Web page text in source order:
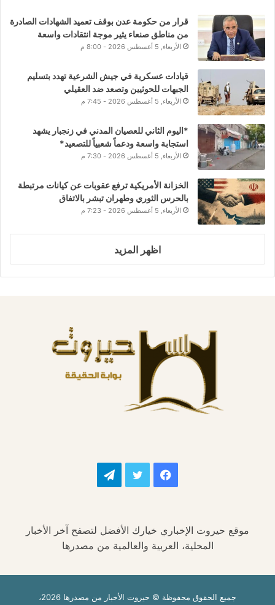
قرار من حكومة عدن بوقف تعميد الشهادات الصادرة
من مناطق صنعاء يثير موجة انتقادات واسعة
الأربعاء, 5 أغسطس 2026 - 8:00 م
قيادات عسكرية في جيش الشرعية تهدد بتسليم
الجبهات للحوثيين وتصعد ضد العقيلي
الأربعاء, 5 أغسطس 2026 - 7:45 م
*اليوم الثاني للعصيان المدني في زنجبار يشهد
استجابة واسعة ودعماً شعبياً للتصعيد*
الأربعاء, 5 أغسطس 2026 - 7:30 م
الخزانة الأمريكية ترفع عقوبات عن كيانات مرتبطة
بالحرس الثوري وطهران تبشر بالاتفاق
الأربعاء, 5 أغسطس 2026 - 7:23 م
اظهر المزيد
فيسبوك تويتر تيلقرام
موقع حيروت الإخباري خيارك الأفضل لتصفح آخر الأخبار
المحلية، العربية والعالمية من مصدرها
جميع الحقوق محفوظة © حيروت الأخبار من مصدرها 2026،